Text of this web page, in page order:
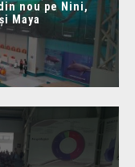
nou pe Nini,
Maya